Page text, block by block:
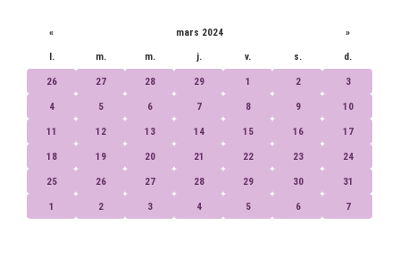
« mars 2024 »
l. m. m. j. v. s. d.
26 27 28 29 1 2 3
4 5 6 7 8 9 10
11 12 13 14 15 16 17
18 19 20 21 22 23 24
25 26 27 28 29 30 31
1 2 3 4 5 6 7